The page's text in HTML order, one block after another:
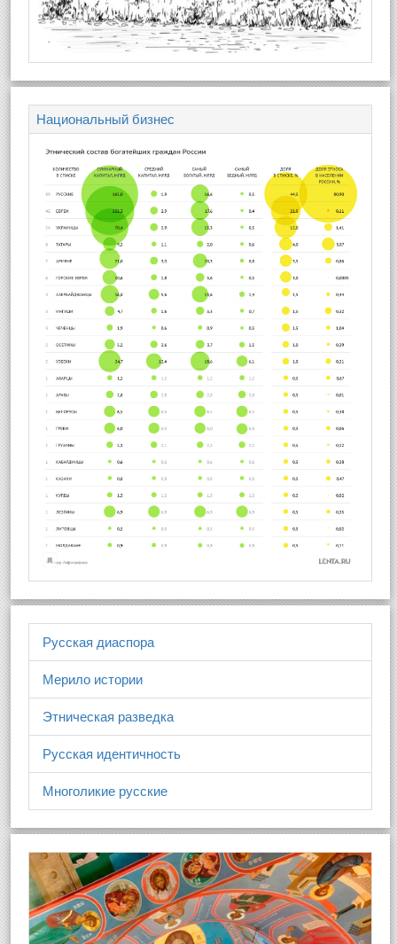
Национальный бизнес
Русская диаспора
Мерило истории
Этническая разведка
Русская идентичность
Многоликие русские